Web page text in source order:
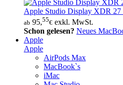
Apple Studio Display XDR 27
ab 95,55€ exkl. MwSt.
Schon gelesen? Neues
Apple
Apple
AirPods Max
MacBook`s
iMac